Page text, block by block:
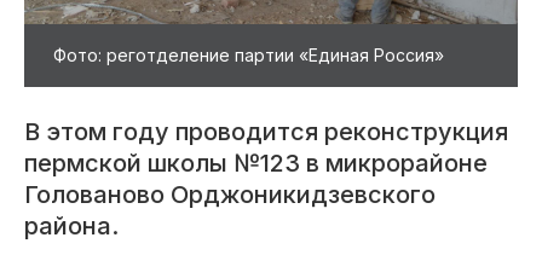
Фото: реготделение партии «Единая Россия»
В этом году проводится реконструкция
пермской школы №123 в микрорайоне
Голованово Орджоникидзевского
района.